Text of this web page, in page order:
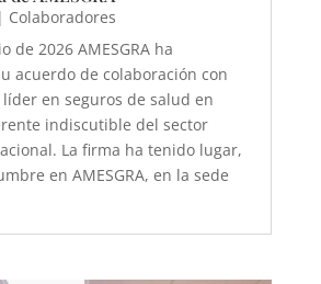
Colaboradores
de 2026 AMESGRA ha
acuerdo de colaboración con
líder en seguros de salud en
indiscutible del sector
La firma ha tenido lugar,
en AMESGRA, en la sede